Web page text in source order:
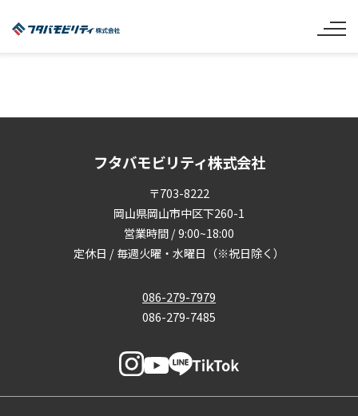
フタバモビリティ株式会社
〒703-8222
岡山県岡山市中区下260-1
営業時間 / 9:00~18:00
定休日 / 毎週火曜・水曜日（※祝日除く）
086-279-7979
086-279-7485